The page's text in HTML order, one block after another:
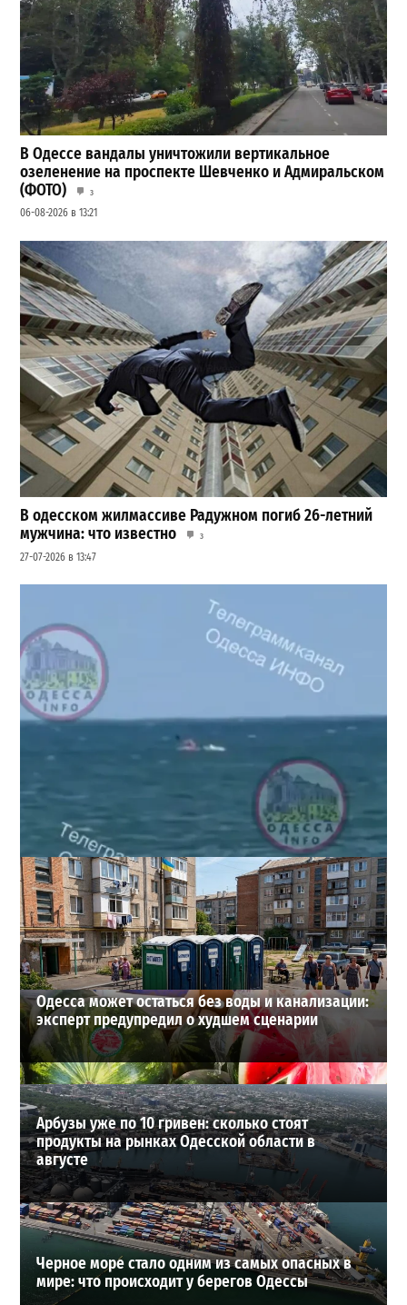
В Одессе вандалы уничтожили вертикальное
озеленение на проспекте Шевченко и Адмиральском
(ФОТО)
3
06-08-2026 в 13:21
В одесском жилмассиве Радужном погиб 26-летний
мужчина: что известно
3
27-07-2026 в 13:47
Под Одессой уносит в море ребенка на матрасе и
мужчину: идет спасательная операция
28-07-2026 в 17:51
ВИБОР РЕДАКЦИИ
Одесса может остаться без воды и канализации:
эксперт предупредил о худшем сценарии
Арбузы уже по 10 гривен: сколько стоят
продукты на рынках Одесской области в
августе
Черное море стало одним из самых опасных в
мире: что происходит у берегов Одессы